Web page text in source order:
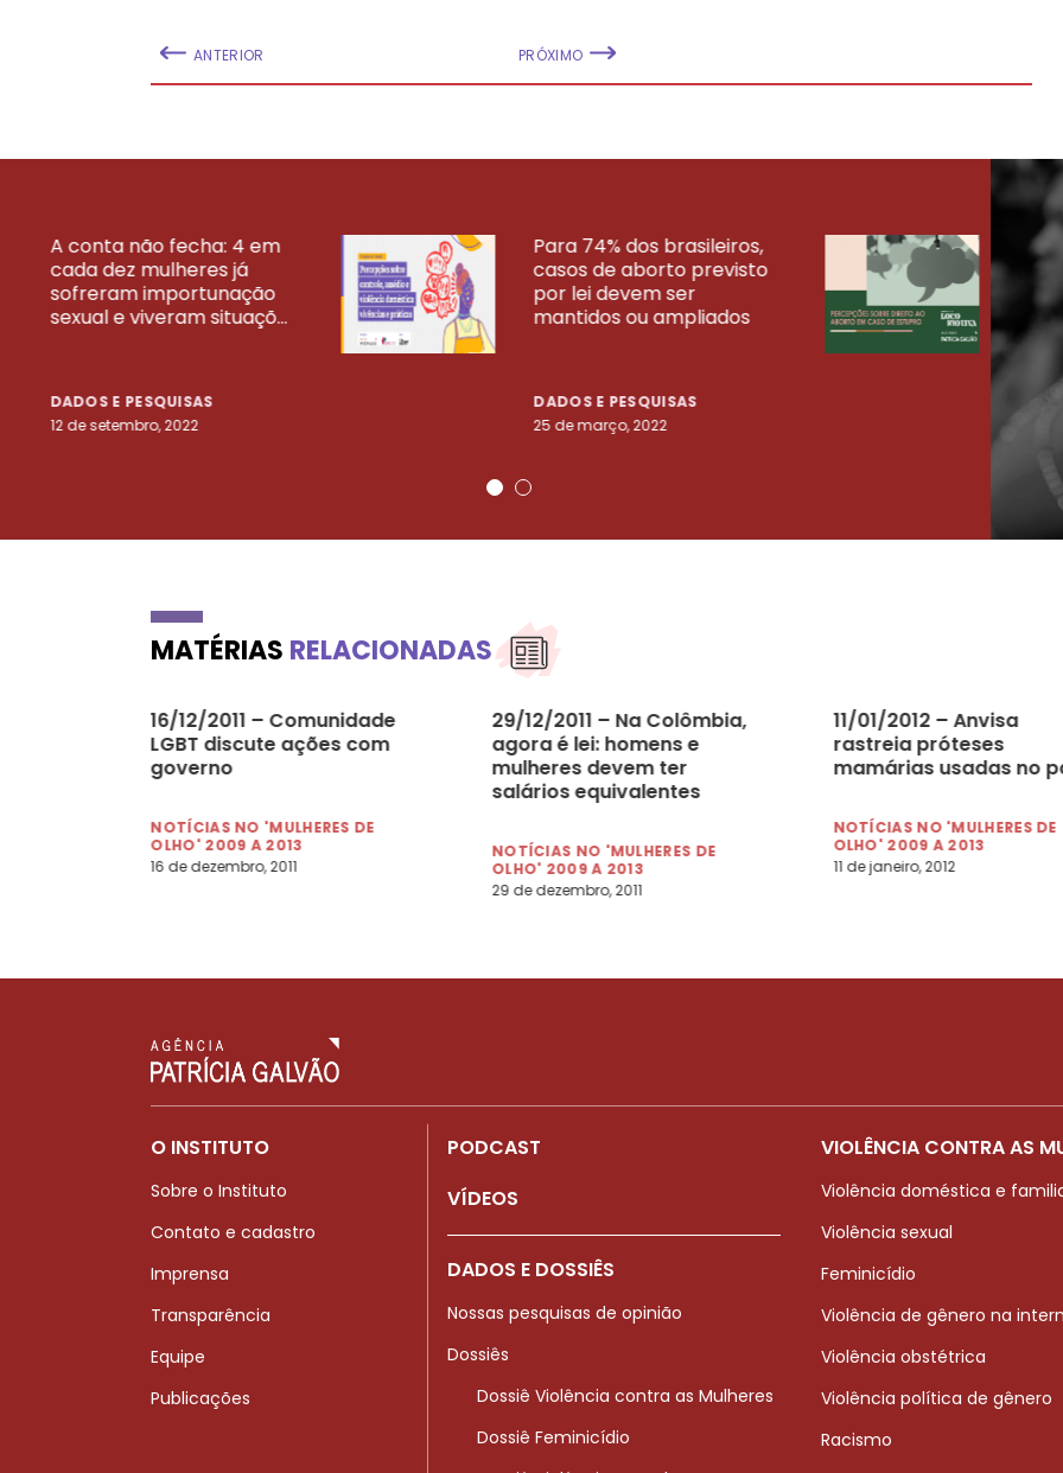
ANTERIOR PRÓXIMO
A conta não fecha: 4 em
cada dez mulheres já
sofreram importunação
sexual e viveram situaçõ...
DADOS E PESQUISAS
12 de setembro, 2022
Para 74% dos brasileiros,
casos de aborto previsto
por lei devem ser
mantidos ou ampliados
DADOS E PESQUISAS
25 de março, 2022
23
VEJA MAIS PESQUISAS
MATÉRIAS RELACIONADAS
16/12/2011 – Comunidade
LGBT discute ações com
governo
NOTÍCIAS NO 'MULHERES DE
OLHO' 2009 A 2013
16 de dezembro, 2011
29/12/2011 – Na Colômbia,
agora é lei: homens e
mulheres devem ter
salários equivalentes
NOTÍCIAS NO 'MULHERES DE
OLHO' 2009 A 2013
29 de dezembro, 2011
11/01/2012 – Anvisa
rastreia próteses
mamárias usadas no
NOTÍCIAS NO 'MULHERES DE
OLHO' 2009 A 2013
11 de janeiro, 2012
O INSTITUTO
Sobre o Instituto
Contato e cadastro
Imprensa
Transparência
Equipe
Publicações
PODCAST
VÍDEOS
DADOS E DOSSIÊS
Nossas pesquisas de opinião
Dossiês
Dossiê Violência contra as Mulheres
Dossiê Feminicídio
VIOLÊNCIA CONTRA AS
Violência doméstica e
Violência sexual
Feminicídio
Violência de gênero na
Violência obstétrica
Violência política de gênero
Racismo